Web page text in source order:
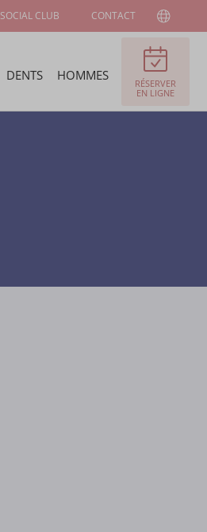
DENTS HOMMES
RÉSERVER
EN LIGNE
SOCIAL CLUB CONTACT